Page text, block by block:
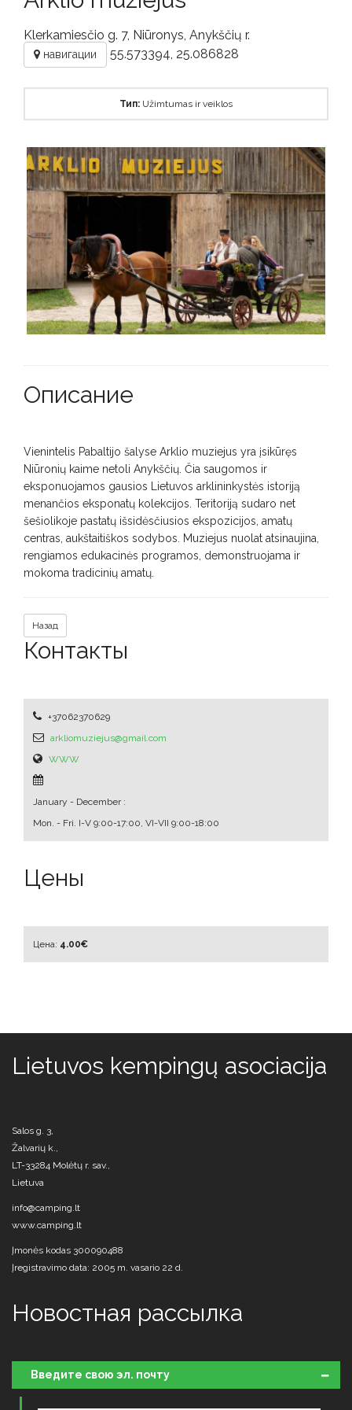
Klerkamiesčio g. 7, Niūronys, Anykščių r.
навигации 55.573394, 25.086828
Тип: Užimtumas ir veiklos
Описание
Vienintelis Pabaltijo šalyse Arklio muziejus yra įsikūręs
Niūronių kaime netoli Anykščių. Čia saugomos ir
eksponuojamos gausios Lietuvos arklininkystės istoriją
menančios eksponatų kolekcijos. Teritoriją sudaro net
šešiolikoje pastatų išsidėsčiusios ekspozicijos, amatų
centras, aukštaitiškos sodybos. Muziejus nuolat atsinaujina,
rengiamos edukacinės programos, demonstruojama ir
mokoma tradicinių amatų.
Назад
Контакты
+37062370629
arkliomuziejus@gmail.com
WWW
January - December :
Mon. - Fri. I-V 9:00-17:00, VI-VII 9:00-18:00
Цены
Цена: 4.00€
Lietuvos kempingų asociacija
Salos g. 3,
Žalvarių k.,
LT-33284 Molėtų r. sav.,
Lietuva
info@camping.lt
www.camping.lt
Įmonės kodas 300090488
Įregistravimo data: 2005 m. vasario 22 d.
Новостная рассылка
Введите свою эл. почту